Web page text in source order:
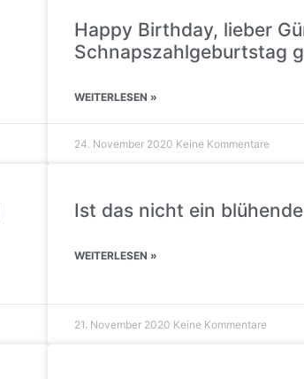
Happy Birthday, lieber
Schnapszahlgeburtstag
WEITERLESEN »
24. November 2020 Keine Kommentare
Ist das nicht ein
WEITERLESEN »
21. November 2020 Keine Kommentare